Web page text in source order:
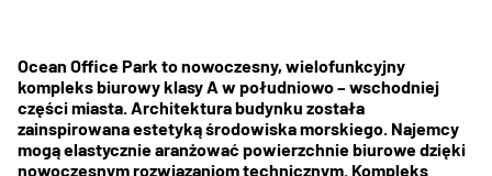
Ocean Office Park to nowoczesny, wielofunkcyjny
kompleks biurowy klasy A w południowo – wschodniej
części miasta. Architektura budynku została
zainspirowana estetyką środowiska morskiego. Najemcy
mogą elastycznie aranżować powierzchnie biurowe dzięki
nowoczesnym rozwiązaniom technicznym. Kompleks